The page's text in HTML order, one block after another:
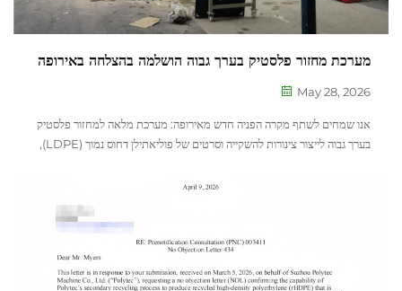
מערכת מחזור פלסטיק בערך גבוה הושלמה בהצלחה באירופה
May 28, 2026
אנו שמחים לשתף מקרה הפניה חדש מאירופה: מערכת מלאה למחזור פלסטיק
בערך גבוה לייצור צינורות להשקייה וסרטים של פוליאתילן דחוס נמוך (LDPE),